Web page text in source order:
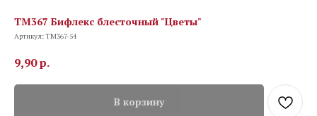
TM367 Бифлекс блесточный "Цветы"
Артикул:TM367-54
9,90р.
В корзину